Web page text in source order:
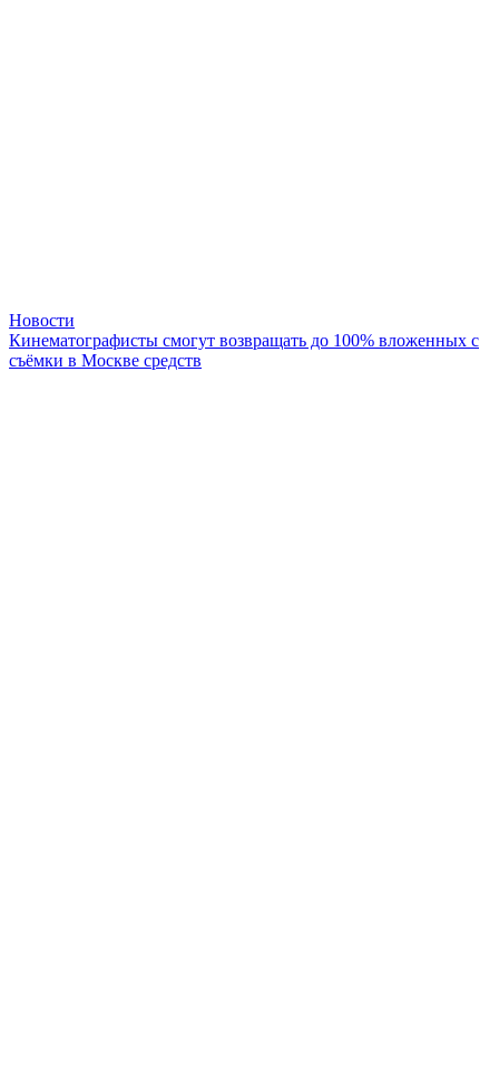
Новости
Кинематографисты смогут возвращать до 100% вложенных с
съёмки в Москве средств